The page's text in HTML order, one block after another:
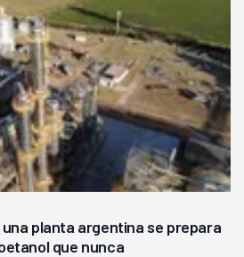
una planta argentina se prepara
que nunca